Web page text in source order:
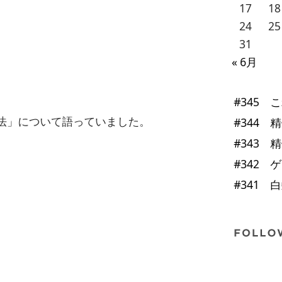
について語っていました。
« 6月
17
18
24
25
31
#344 精
#343 精
#341 白